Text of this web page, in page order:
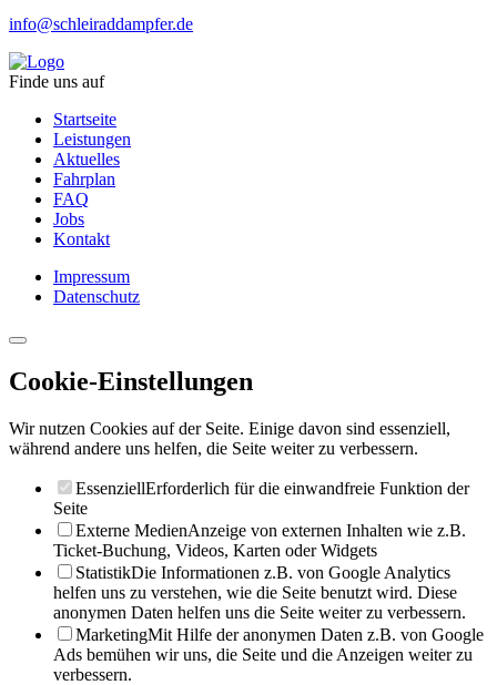
info@schleiraddampfer.de
Finde uns auf
Startseite
Leistungen
Aktuelles
Fahrplan
FAQ
Jobs
Kontakt
Impressum
Datenschutz
Cookie-Einstellungen
Wir nutzen Cookies auf der Seite. Einige davon sind essenziell,
während andere uns helfen, die Seite weiter zu verbessern.
EssenziellErforderlich für die einwandfreie Funktion der
Seite
Externe MedienAnzeige von externen Inhalten wie z.B.
Ticket-Buchung, Videos, Karten oder Widgets
StatistikDie Informationen z.B. von Google Analytics
helfen uns zu verstehen, wie die Seite benutzt wird. Diese
anonymen Daten helfen uns die Seite weiter zu verbessern.
MarketingMit Hilfe der anonymen Daten z.B. von Google
Ads bemühen wir uns, die Seite und die Anzeigen weiter zu
verbessern.